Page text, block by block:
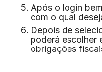
Após o login
com o qual
Depois de
poderá escolher
obrigações